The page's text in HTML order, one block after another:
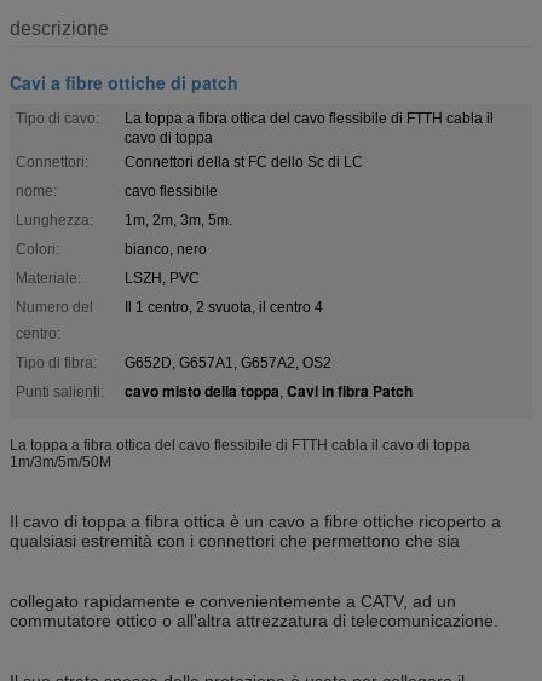
descrizione
Cavi a fibre ottiche di patch
Tipo di cavo:
La toppa a fibra ottica del cavo flessibile di FTTH cabla il
cavo di toppa
Connettori:
Connettori della st FC dello Sc di LC
nome:
cavo flessibile
Lunghezza:
1m, 2m, 3m, 5m.
Colori:
bianco, nero
Materiale:
LSZH, PVC
Numero del
centro:
Il 1 centro, 2 svuota, il centro 4
Tipo di fibra:
G652D, G657A1, G657A2, OS2
Punti salienti:
cavo misto della toppa, Cavi in fibra Patch
La toppa a fibra ottica del cavo flessibile di FTTH cabla il cavo di toppa
1m/3m/5m/50M
Il cavo di toppa a fibra ottica è un cavo a fibre ottiche ricoperto a
qualsiasi estremità con i connettori che permettono che sia
collegato rapidamente e convenientemente a CATV, ad un
commutatore ottico o all'altra attrezzatura di telecomunicazione.